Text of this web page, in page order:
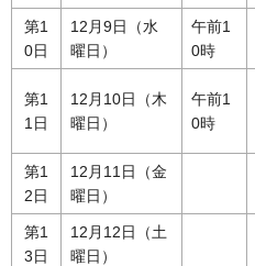
第1
0日
12月9日（水
曜日）
午前1
0時
第1
1日
12月10日（木
曜日）
午前1
0時
第1
2日
12月11日（金
曜日）
第1
3日
12月12日（土
曜日）